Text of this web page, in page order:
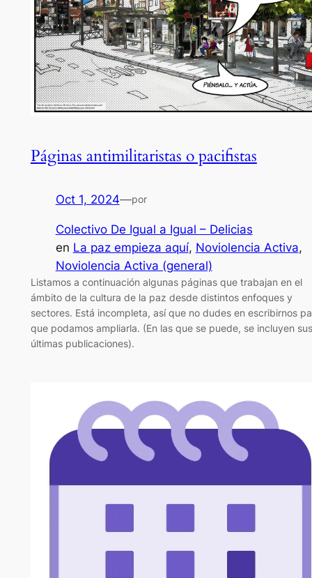
Páginas antimilitaristas o pacifistas
Oct 1, 2024—por
Colectivo De Igual a Igual – Delicias
en La paz empieza aquí, Noviolencia Activa
Noviolencia Activa (general)
Listamos a continuación algunas páginas que trabajan en el
ámbito de la cultura de la paz desde distintos enfoques y
sectores. Está incompleta, así que no dudes en escribirnos
que podamos ampliarla. (En las que se puede, se incluyen sus
últimas publicaciones).